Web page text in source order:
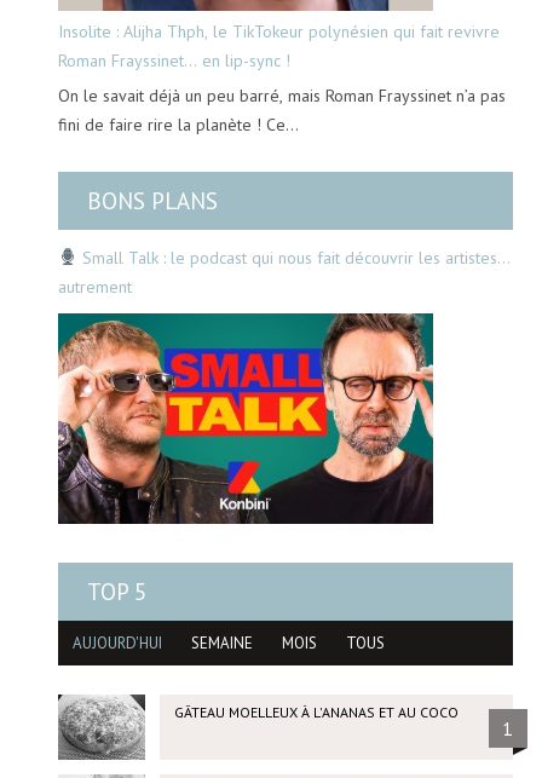
Insolite : Alijha Thph, le TikTokeur polynésien qui fait revivre
Roman Frayssinet… en lip-sync !
On le savait déjà un peu barré, mais Roman Frayssinet n’a pas
fini de faire rire la planète ! Ce…
BONS PLANS
Small Talk : le podcast qui nous fait découvrir les artistes…
autrement
TOP 5
AUJOURD'HUI SEMAINE MOIS TOUS
GÂTEAU MOELLEUX À L'ANANAS ET AU COCO
1